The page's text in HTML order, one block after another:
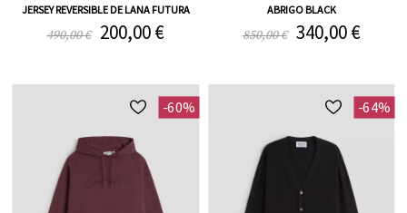
JERSEY REVERSIBLE DE LANA FUTURA
490,00 € 200,00 €
ABRIGO BLACK
850,00 € 340,00 €
-60% -64%